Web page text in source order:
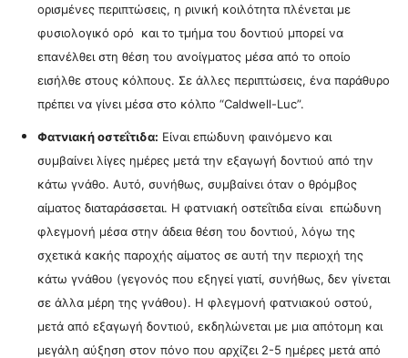
ορισμένες περιπτώσεις, η ρινική κοιλότητα πλένεται με
φυσιολογικό ορό και το τμήμα του δοντιού μπορεί να
επανέλθει στη θέση του ανοίγματος μέσα από το οποίο
εισήλθε στους κόλπους. Σε άλλες περιπτώσεις, ένα παράθυρο
πρέπει να γίνει μέσα στο κόλπο “Caldwell-Luc”.
Φατνιακή οστεΐτιδα: Είναι επώδυνη φαινόμενο και
συμβαίνει λίγες ημέρες μετά την εξαγωγή δοντιού από την
κάτω γνάθο. Αυτό, συνήθως, συμβαίνει όταν ο θρόμβος
αίματος διαταράσσεται. Η φατνιακή οστεΐτιδα είναι επώδυνη
φλεγμονή μέσα στην άδεια θέση του δοντιού, λόγω της
σχετικά κακής παροχής αίματος σε αυτή την περιοχή της
κάτω γνάθου (γεγονός που εξηγεί γιατί, συνήθως, δεν γίνεται
σε άλλα μέρη της γνάθου). Η φλεγμονή φατνιακού οστού,
μετά από εξαγωγή δοντιού, εκδηλώνεται με μια απότομη και
μεγάλη αύξηση στον πόνο που αρχίζει 2-5 ημέρες μετά από